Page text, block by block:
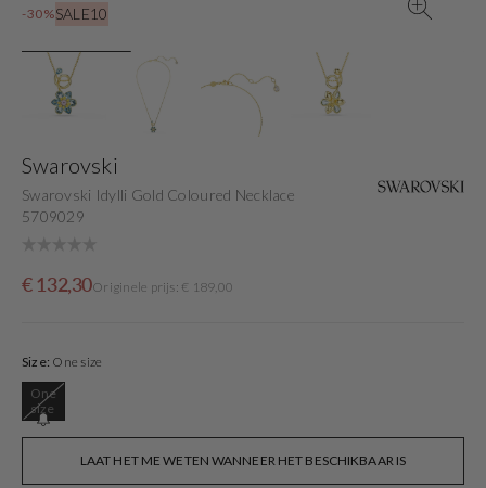
-30%SALE10
Swarovski
Swarovski Idylli Gold Coloured Necklace
5709029
Sale
€ 132,30
OrigineleOriginele prijs: € 189,00
Size: One size
One
sizeVariant
sold
out
unavailableLAAT HET ME WETEN WANNEER HET BESCHIKBAAR IS